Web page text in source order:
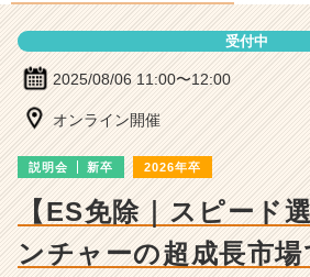
プ
ラ
イ
ズ
会
細
|
ベ
受付中
2025/08/06 11:00〜12:00
オンライン開催
説明会 新卒 2026年卒
【ES免除｜スピード
ンチャーの超成長市場